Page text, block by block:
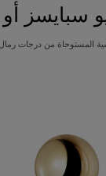
سبايسز أو
المستوحاة من درجات رمال